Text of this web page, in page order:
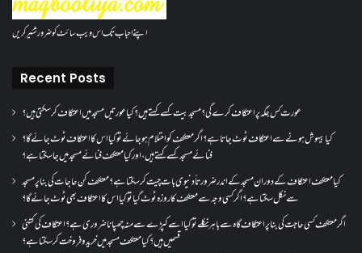
اپنے احباب تک اس ویب سائٹ کو ضرور شئیر کریں
Recent Posts
عورت کس جگہ پر اعتکاف کرے گی؟مسجد بیت کسے کہتے ہیں؟کیا عورتیں مسجد میں اعتکاف کر سکتی ہیں؟
کیا بیہوش ہونے سے اعتکاف ٹوٹ جاتا ہے؟ اگر معتکف کو احتلام ہو جائے تو کیا اس کا اعتکاف ٹوٹ جائے گا؟
فنائے مسجد کسے کہتے ہیں ، اور کیا معتکف فنائے مسجد میں جا سکتا ہے؟
کیا معتکف اعتکاف کے دوران مسجد کے اندر ضرورتاً دنیوی بات چیت کر سکتا ہے؟معتکف کن حاجات کی بنا پر مسجد
سے نکل سکتا ہے؟ اگر کسی وجہ سے معتکف کا روزہ ٹوٹ گیا تو کیا اس کا اعتکاف بھی ٹوٹ جائے گا؟
اگر معتکف کسی حاجت کی بنا پر اعتکاف گاہ سے باہر نکلے تو کیا اسے کپڑے سے منہ چھپانا ضروری ہے؟اعتکاف کی کتنی
قسمیں ہیں؟کیا معتکف مسجد میں خرید و فروخت کر سکتا ہے؟